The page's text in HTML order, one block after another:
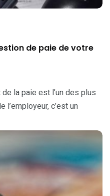
de paie de votre
la paie est l’un des plus
l’employeur, c’est un